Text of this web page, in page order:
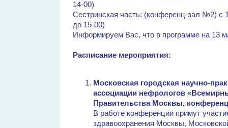
14-00)
Сестринская часть: (конференц-зал №2) с
до 15-00)
Информируем Вас, что в программе на 13
Расписание мероприятия:
Московская городская научно-
ассоциации нефрологов
Правительства Москвы,
В работе конференции примут
здравоохранения Москвы,